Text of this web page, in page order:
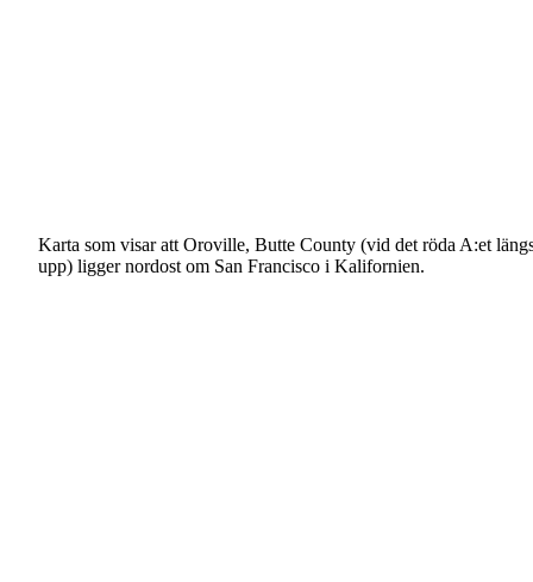
Karta som visar att Oroville, Butte County (vid det röda A:et
upp) ligger nordost om San Francisco i Kalifornien.